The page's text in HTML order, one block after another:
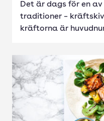
Det är dags för en
traditioner –
kräftorna är